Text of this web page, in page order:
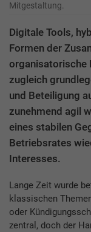
Mitgestaltung.
Digitale Tools,
Formen der
organisatorische
zugleich
und Beteiligung
zunehmend agil
eines stabilen
Betriebsrates
Interesses.
Lange Zeit wurde
klassischen
oder
zentral, doch der